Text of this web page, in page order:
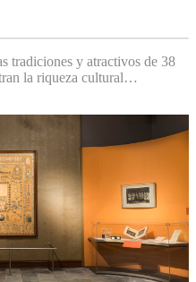
tradiciones y atractivos de 38
la riqueza cultural…